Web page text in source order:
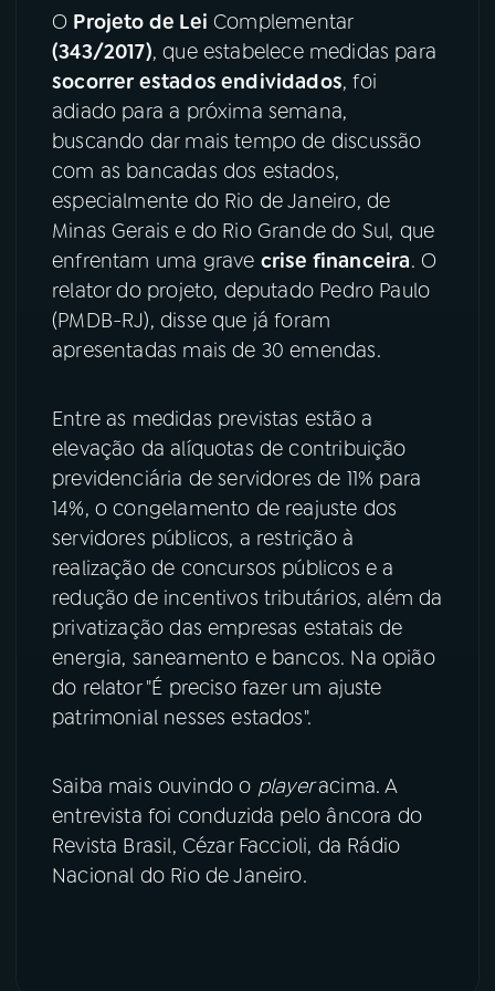
FESTIVAL DE MÚSICA
ACOMPANHE A RÁDIO NACIONAL
Instagram X
TikTok
O Projeto de Lei Complementar
(343/2017), que estabelece medidas para
socorrer estados endividados, foi
adiado para a próxima semana,
buscando dar mais tempo de discussão
com as bancadas dos estados,
especialmente do Rio de Janeiro, de
Minas Gerais e do Rio Grande do Sul, que
enfrentam uma grave crise financeira. O
relator do projeto, deputado Pedro Paulo
(PMDB-RJ), disse que já foram
apresentadas mais de 30 emendas.
Entre as medidas previstas estão a
elevação da alíquotas de contribuição
previdenciária de servidores de 11% para
14%, o congelamento de reajuste dos
servidores públicos, a restrição à
realização de concursos públicos e a
redução de incentivos tributários, além da
privatização das empresas estatais de
energia, saneamento e bancos. Na opião
do relator "É preciso fazer um ajuste
patrimonial nesses estados".
Saiba mais ouvindo o playeracima. A
entrevista foi conduzida pelo âncora do
Revista Brasil, Cézar Faccioli, da Rádio
Nacional do Rio de Janeiro.